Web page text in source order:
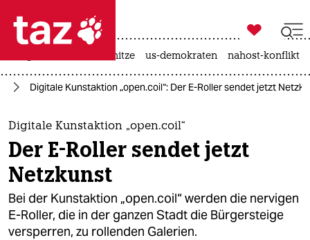
 taz zahl ich
taz zahl ich
themen
politik
öko
gesellschaft

taz zahl ich
hitze us-demokraten nahost-konflikt
Digitale Kunstaktion „open.coil“: Der E-Roller sendet jetzt
Digitale Kunstaktion „open.coil“
Der E-Roller sendet jetzt
Netzkunst
Bei der Kunstaktion „open.coil“ werden die nervigen
E-Roller, die in der ganzen Stadt die Bürgersteige
versperren, zu rollenden Galerien.